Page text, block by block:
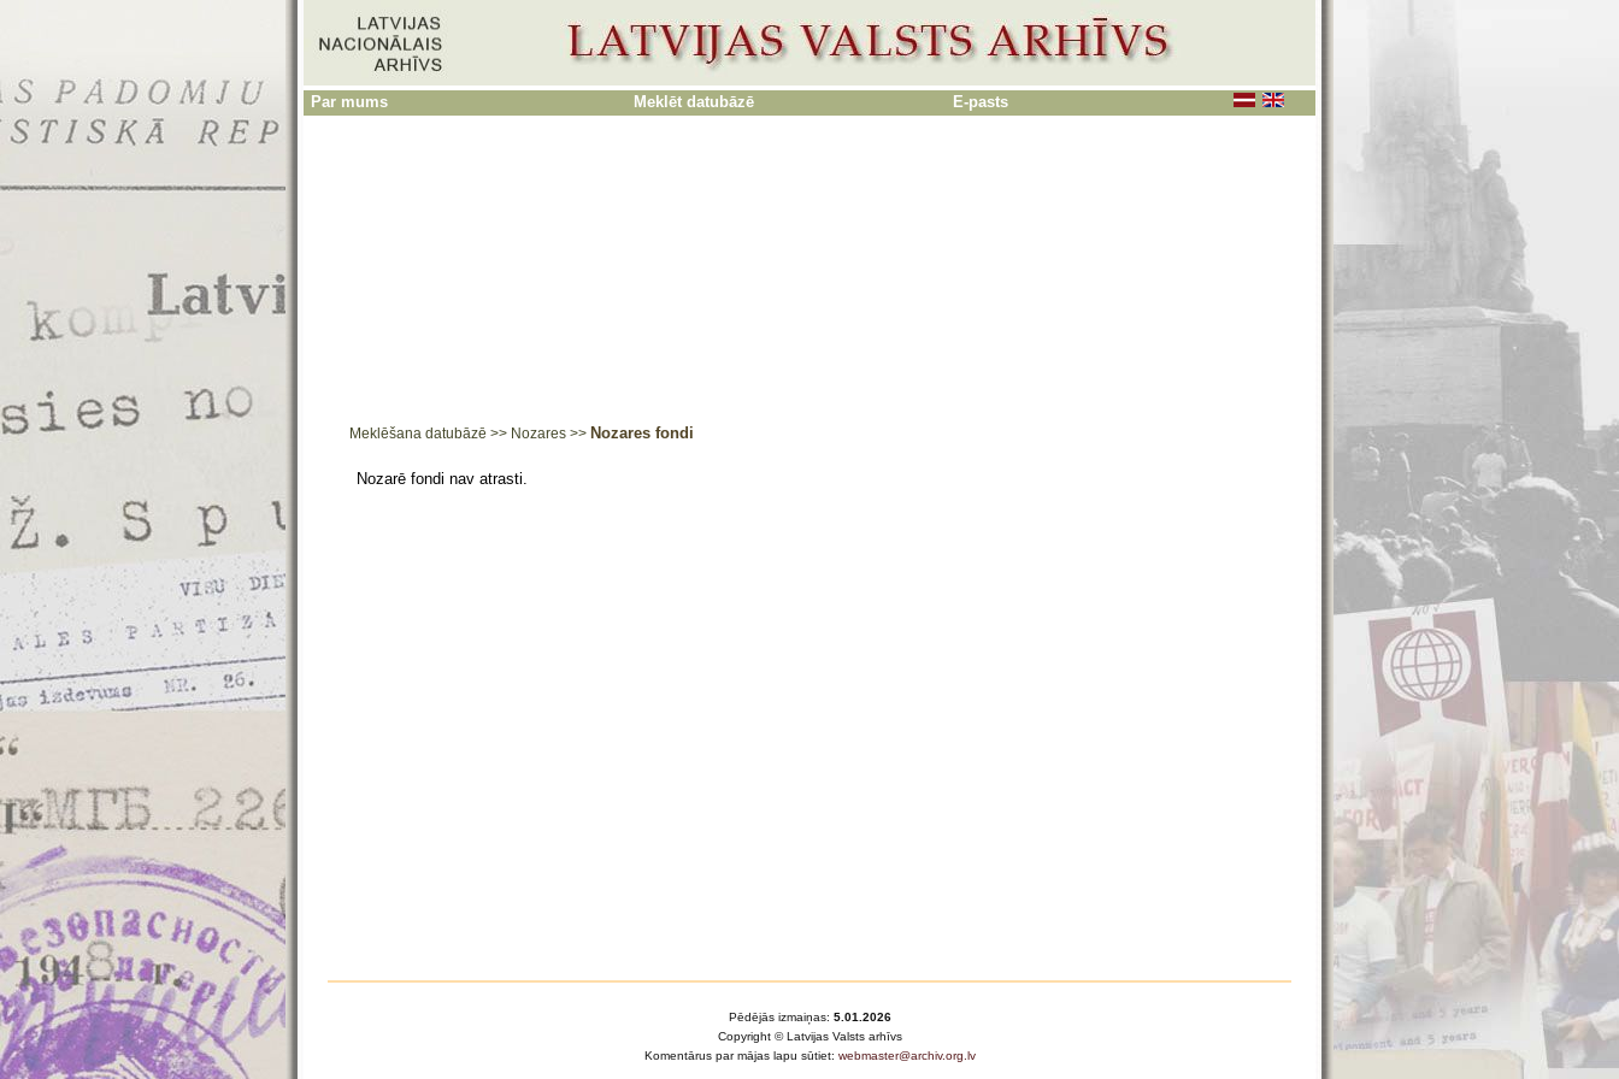
Par mums Meklēt datubāzē E-pasts
Meklēšana datubāzē >> Nozares >> Nozares fondi
Nozarē fondi nav atrasti.
Pēdējās izmaiņas: 5.01.2026
Copyright © Latvijas Valsts arhīvs
Komentārus par mājas lapu sūtiet: webmaster@archiv.org.lv